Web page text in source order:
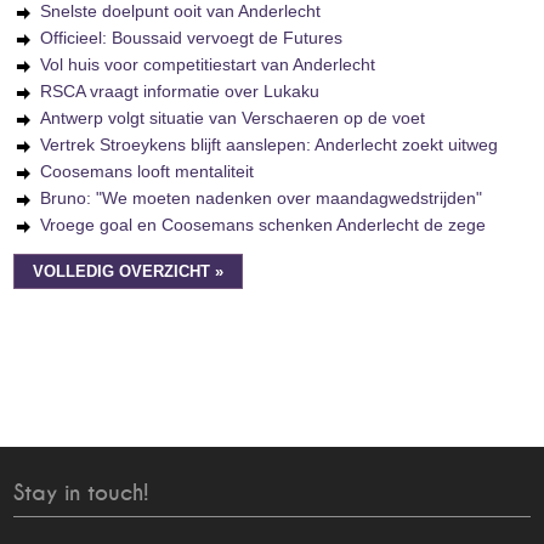
Snelste doelpunt ooit van Anderlecht
Officieel: Boussaid vervoegt de Futures
Vol huis voor competitiestart van Anderlecht
RSCA vraagt informatie over Lukaku
Antwerp volgt situatie van Verschaeren op de voet
Vertrek Stroeykens blijft aanslepen: Anderlecht zoekt uitweg
Coosemans looft mentaliteit
Bruno: "We moeten nadenken over maandagwedstrijden"
Vroege goal en Coosemans schenken Anderlecht de zege
VOLLEDIG OVERZICHT »
Stay in touch!